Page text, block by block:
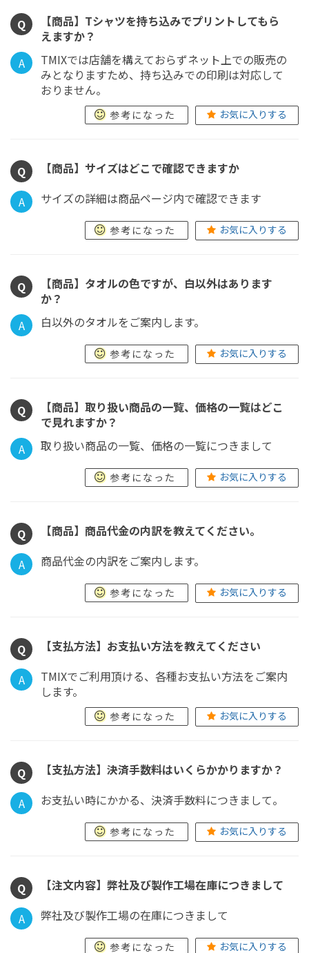
Q
【商品】Tシャツを持ち込みでプリントしてもら
えますか？
A
TMIXでは店舗を構えておらずネット上での販売の
みとなりますため、持ち込みでの印刷は対応して
おりません。
参考になった お気に入りする
Q 【商品】サイズはどこで確認できますか
A サイズの詳細は商品ページ内で確認できます
参考になった お気に入りする
Q
【商品】タオルの色ですが、白以外はあります
か？
A
白以外のタオルをご案内します。
参考になった お気に入りする
Q
【商品】取り扱い商品の一覧、価格の一覧はどこ
で見れますか？
A
取り扱い商品の一覧、価格の一覧につきまして
参考になった お気に入りする
Q 【商品】商品代金の内訳を教えてください。
A 商品代金の内訳をご案内します。
参考になった お気に入りする
Q 【支払方法】お支払い方法を教えてください
A
TMIXでご利用頂ける、各種お支払い方法をご案内
します。
参考になった お気に入りする
Q 【支払方法】決済手数料はいくらかかりますか？
A お支払い時にかかる、決済手数料につきまして。
参考になった お気に入りする
Q 【注文内容】弊社及び製作工場在庫につきまして
A 弊社及び製作工場の在庫につきまして
参考になった お気に入りする